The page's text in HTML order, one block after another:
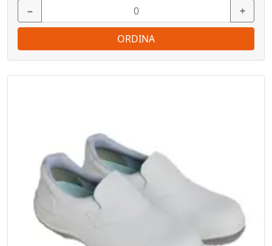
− +
ORDINA